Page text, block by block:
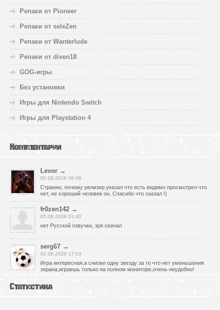
Репаки от Pioneer
Репаки от seleZen
Репаки от Wanterlude
Репаки от dixen18
GOG-игры
Без установки
Игры для Nintendo Switch
Игры для Playstation 4
Комментарии
Levor →
05.08.2026 06:06
Странно, почему релизер указал что есть видимо просмотрел что
нет, не хороший человек он, Спасибо что сказал !)
fr0zen142 →
05.08.2026 01:40
нет Русской озвучки, зря скачал
serg67 →
02.08.2026 17:03
Игра интересная,а снизил одну звезду за то что нет уменьшения
экрана,играешь только на полном мониторе,очень неудобно!
Статистика